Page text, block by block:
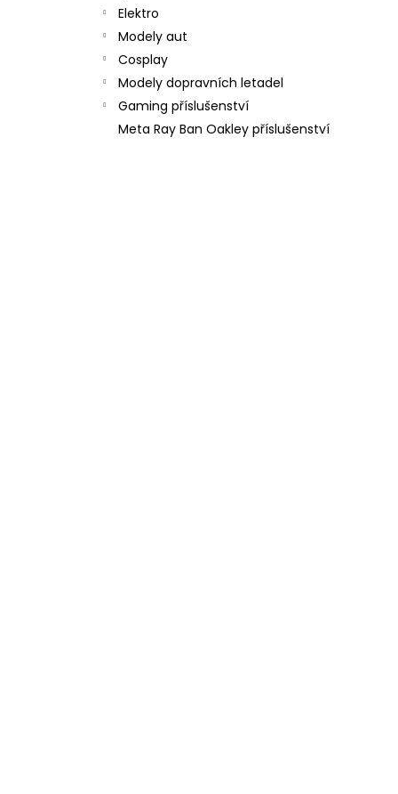
Elektro
Modely aut
Cosplay
Modely dopravních letadel
Gaming příslušenství
Meta Ray Ban Oakley příslušenství